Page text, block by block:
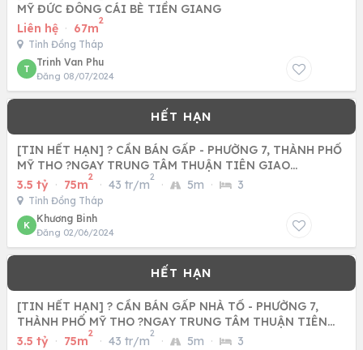
MỸ ĐỨC ĐÔNG CÁI BÈ TIỀN GIANG
Liên hệ · 67m
2
Tỉnh Đồng Tháp
T
Trinh Van Phu
Đăng 08/07/2024
[TIN HẾT HẠN] ? CẦN BÁN GẤP - PHƯỜNG 7, THÀNH PHỐ
MỸ THO ?NGAY TRUNG TÂM THUẬN TIÊN GIAO
THÔNG(01 ĐỜI CHỦ)
3.5 tỷ · 75m
2
· 43 tr/m
2
· 5m · 3
Tỉnh Đồng Tháp
K
Khương Binh
Đăng 02/06/2024
[TIN HẾT HẠN] ? CẦN BÁN GẤP NHÀ TỔ - PHƯỜNG 7,
THÀNH PHỐ MỸ THO ?NGAY TRUNG TÂM THUẬN TIÊN
GIAO THÔNG(01 ĐỜI
3.5 tỷ · 75m
2
· 43 tr/m
2
· 5m · 3